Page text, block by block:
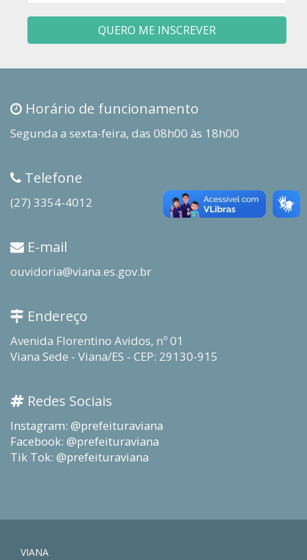
QUERO ME INSCREVER
Horário de funcionamento
Segunda a sexta-feira, das 08h00 às 18h00
Telefone
(27) 3354-4012
E-mail
ouvidoria@viana.es.gov.br
Endereço
Avenida Florentino Avidos, nº 01
Viana Sede - Viana/ES - CEP: 29130-915
Redes Sociais
Instagram: @prefeituraviana
Facebook: @prefeituraviana
Tik Tok: @prefeituraviana
VIANA